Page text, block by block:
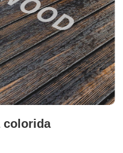
colorida